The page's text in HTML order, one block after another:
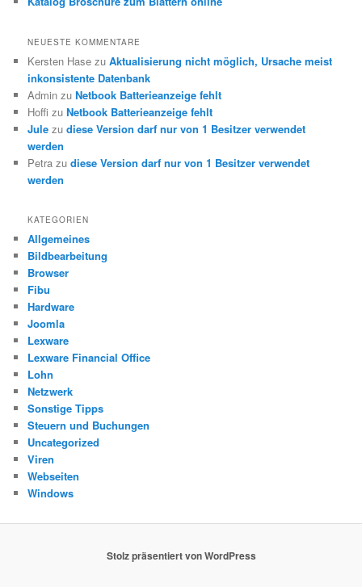
NEUESTE KOMMENTARE
Kersten Hase zuAktualisierung nicht möglich, Ursache meist
inkonsistente Datenbank
Admin zuNetbook Batterieanzeige fehlt
Hoffi zuNetbook Batterieanzeige fehlt
Jule zudiese Version darf nur von 1 Besitzer verwendet
werden
Petra zudiese Version darf nur von 1 Besitzer verwendet
werden
KATEGORIEN
Allgemeines
Bildbearbeitung
Browser
Fibu
Hardware
Joomla
Lexware
Lexware Financial Office
Lohn
Netzwerk
Sonstige Tipps
Steuern und Buchungen
Uncategorized
Viren
Webseiten
Windows
Stolz präsentiert von WordPress